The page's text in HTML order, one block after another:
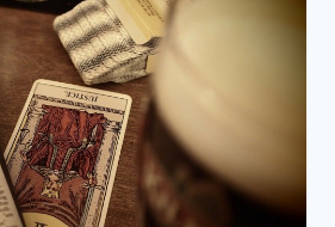
FILMOWYM
BEZ
PRZYGOTOWANIA
AKTORSKIEGO?